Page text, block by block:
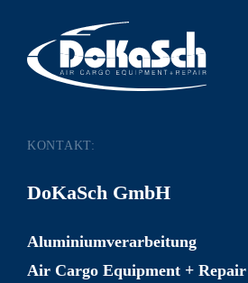
KONTAKT:
DoKaSch GmbH
Aluminiumverarbeitung
Air Cargo Equipment + Repair